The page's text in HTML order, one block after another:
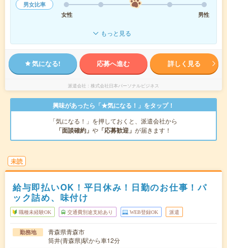
男女比率
女性
男性
もっと見る
気になる! 応募へ進む 詳しく見る
派遣会社 株式会社日本パーソナルビジネス
興味があったら「★気になる！」をタップ！
「気になる！」を押しておくと、派遣会社から
「面談確約」 や 「応募歓迎」 が届きます！
未読
給与即払いOK！平日休み！日勤のお仕事！パ
ック詰め、味付け
職種未経験OK 交通費別途支給あり WEB登録OK 派遣
勤務地
青森県青森市
筒井(青森県)駅から車12分